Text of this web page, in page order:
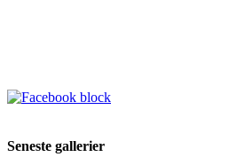
Seneste gallerier